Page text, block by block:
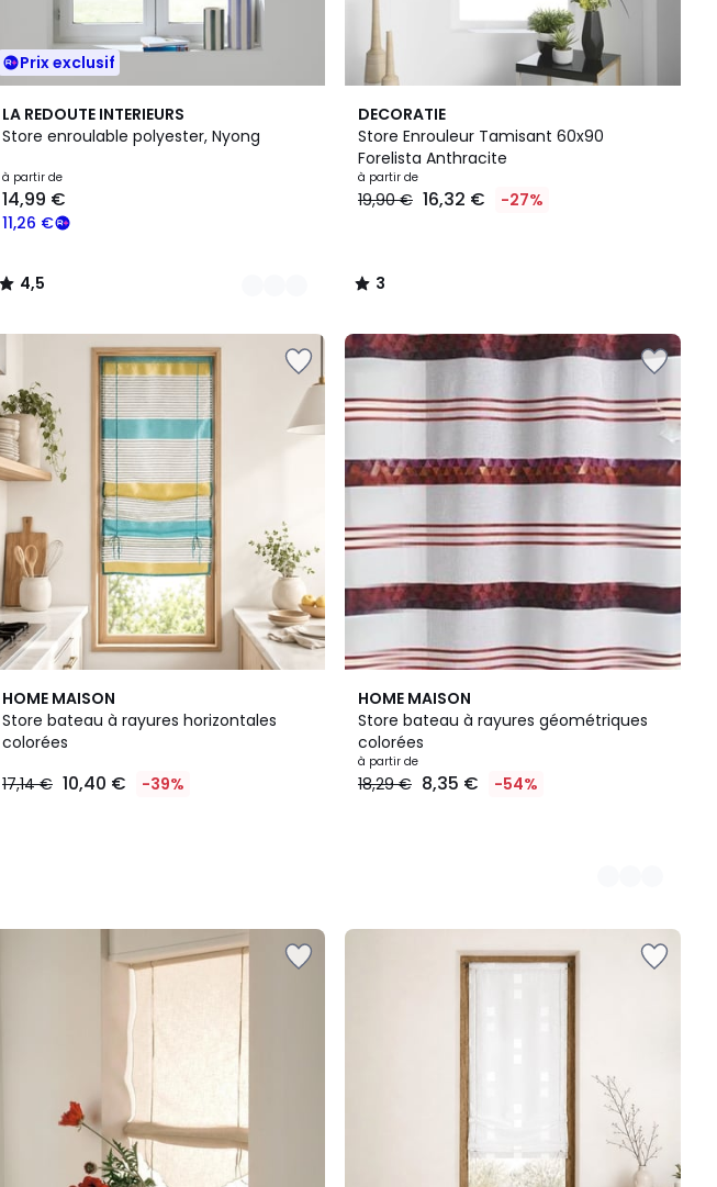
Prix exclusif
LA REDOUTE INTERIEURS
Store enroulable polyester, Nyong
à partir de
11,26 €
14,99 €
4,5
/ 5
2
Couleurs
4,5
/
DECORATIE
Store Enrouleur Tamisant 60x90
Forelista Anthracite
à partir de
19,90 € 16,32 € -27%
3
/
5
3
/
HOME MAISON
Store bateau à rayures horizontales
colorées
17,14 € 10,40 € -39%
HOME MAISON
Store bateau à rayures géométriques
colorées
à partir de
18,29 € 8,35 € -54%
5
Couleurs